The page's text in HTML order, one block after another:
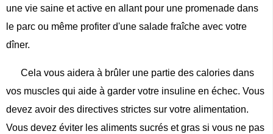
une vie saine et active en allant pour une promenade dans
le parc ou même profiter d'une salade fraîche avec votre
dîner.
Cela vous aidera à brûler une partie des calories dans
vos muscles qui aide à garder votre insuline en échec. Vous
devez avoir des directives strictes sur votre alimentation.
Vous devez éviter les aliments sucrés et gras si vous ne pas